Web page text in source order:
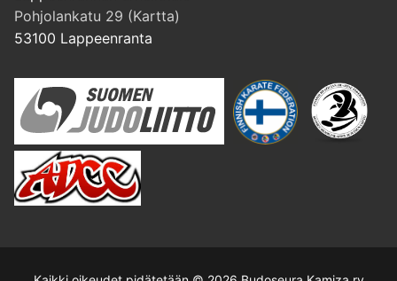
Pohjolankatu 29 (Kartta)
53100 Lappeenranta